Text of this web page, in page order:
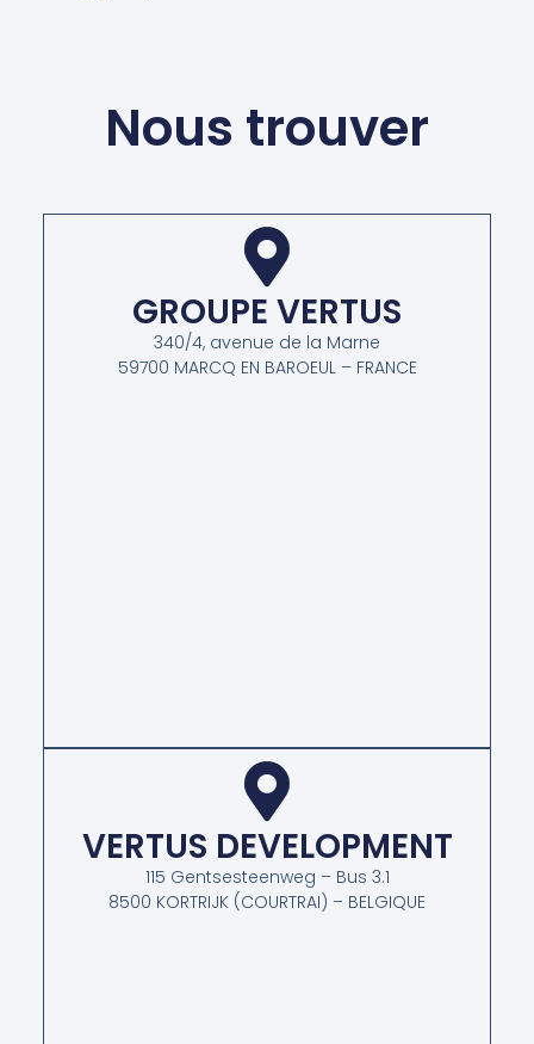
Nous trouver
GROUPE VERTUS
340/4, avenue de la Marne
59700 MARCQ EN BAROEUL – FRANCE
VERTUS DEVELOPMENT
115 Gentsesteenweg – Bus 3.1
8500 KORTRIJK (COURTRAI) – BELGIQUE